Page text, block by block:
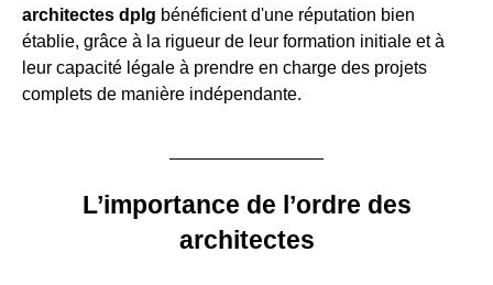
architectes dplg bénéficient d'une réputation bien
établie, grâce à la rigueur de leur formation initiale et à
leur capacité légale à prendre en charge des projets
complets de manière indépendante.
L’importance de l’ordre des
architectes